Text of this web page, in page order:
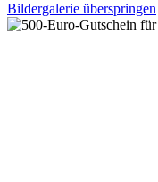
Bildergalerie überspringen